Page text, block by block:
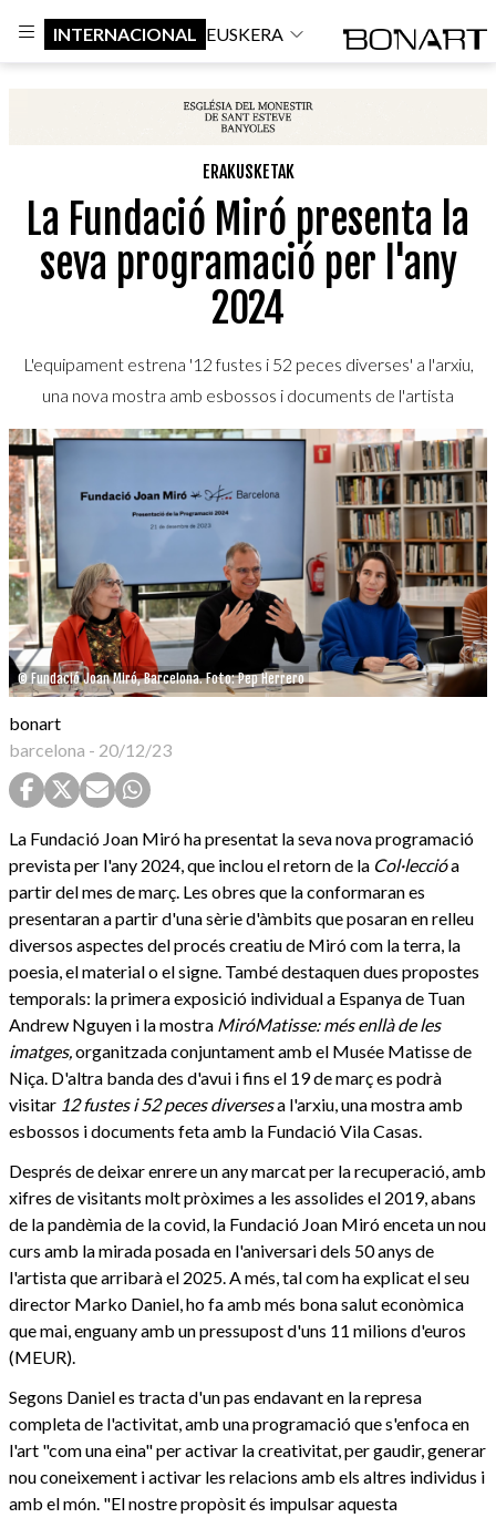
INTERNACIONAL EUSKERA
ERAKUSKETAK
La Fundació Miró presenta la
seva programació per l'any
2024
L'equipament estrena '12 fustes i 52 peces diverses' a l'arxiu,
una nova mostra amb esbossos i documents de l'artista
© Fundació Joan Miró, Barcelona. Foto: Pep Herrero
bonart
barcelona - 20/12/23
La Fundació Joan Miró ha presentat la seva nova programació
prevista per l'any 2024, que inclou el retorn de la Col·leccióa
partir del mes de març. Les obres que la conformaran es
presentaran a partir d'una sèrie d'àmbits que posaran en relleu
diversos aspectes del procés creatiu de Miró com la terra, la
poesia, el material o el signe. També destaquen dues propostes
temporals: la primera exposició individual a Espanya de Tuan
Andrew Nguyen i la mostra MiróMatisse: més enllà de les
imatges,organitzada conjuntament amb el Musée Matisse de
Niça. D'altra banda des d'avui i fins el 19 de març es podrà
visitar 12 fustes i 52 peces diversesa l'arxiu, una mostra amb
esbossos i documents feta amb la Fundació Vila Casas.
Després de deixar enrere un any marcat per la recuperació, amb
xifres de visitants molt pròximes a les assolides el 2019, abans
de la pandèmia de la covid, la Fundació Joan Miró enceta un nou
curs amb la mirada posada en l'aniversari dels 50 anys de
l'artista que arribarà el 2025. A més, tal com ha explicat el seu
director Marko Daniel, ho fa amb més bona salut econòmica
que mai, enguany amb un pressupost d'uns 11 milions d'euros
(MEUR).
Segons Daniel es tracta d'un pas endavant en la represa
completa de l'activitat, amb una programació que s'enfoca en
l'art "com una eina" per activar la creativitat, per gaudir, generar
nou coneixement i activar les relacions amb els altres individus i
amb el món. "El nostre propòsit és impulsar aquesta